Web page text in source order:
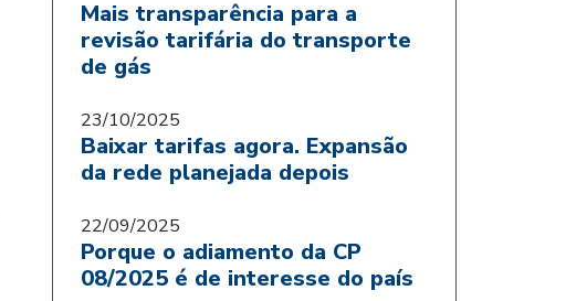
Mais transparência para a
revisão tarifária do transporte
de gás
23/10/2025
Baixar tarifas agora. Expansão
da rede planejada depois
22/09/2025
Porque o adiamento da CP
08/2025 é de interesse do país